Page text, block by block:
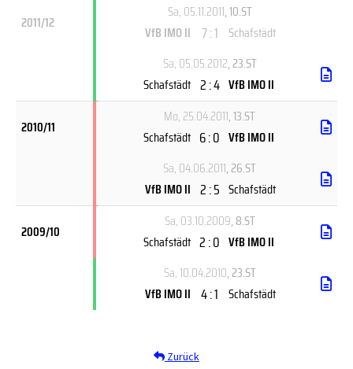
2011/12
Sa, 05.11.2011, 10.ST
VfB IMO II 7 : 1 Schafstädt
Sa, 05.05.2012, 23.ST
Schafstädt 2 : 4 VfB IMO II
2010/11
Mo, 25.04.2011, 13.ST
Schafstädt 6 : 0 VfB IMO II
Sa, 04.06.2011, 26.ST
VfB IMO II 2 : 5 Schafstädt
2009/10
Sa, 03.10.2009, 8.ST
Schafstädt 2 : 0 VfB IMO II
Sa, 10.04.2010, 23.ST
VfB IMO II 4 : 1 Schafstädt
Zurück